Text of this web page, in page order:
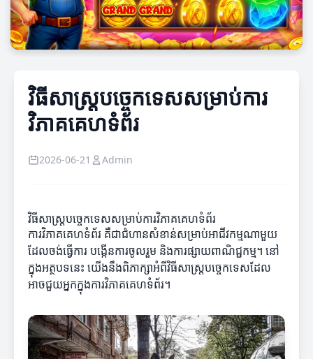
វិធីសាស្ត្របច្ចេកទេសសម្រាប់ការ
វិភាគគេហទំព័រ
2026-06-21 Admin
វិធីសាស្ត្របច្ចេកទេសសម្រាប់ការវិភាគគេហទំព័រ
ការវិភាគគេហទំព័រ គឺជាជំហានសំខាន់សម្រាប់អាជីវកម្មណាមួយ
ដែលចង់ធ្វើការ បង្កើនការចូលរួម និងការផ្សាយពាណិជ្ជកម្ម។ នៅ
ក្នុងអត្ថបទនេះ យើងនឹងពិភាក្សាអំពីវិធីសាស្ត្របច្ចេកទេសដែល
អាចជួយអ្នកក្នុងការវិភាគគេហទំព័រ។